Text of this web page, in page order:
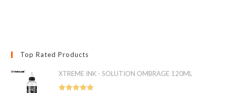
Top Rated Products
XTREME INK - SOLUTION OMBRAGE 120ML